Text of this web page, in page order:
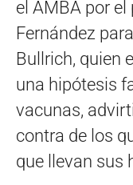
el AMBA por
Fernández
Bullrich, quien
una hipótesis
vacunas,
contra de los
que llevan sus